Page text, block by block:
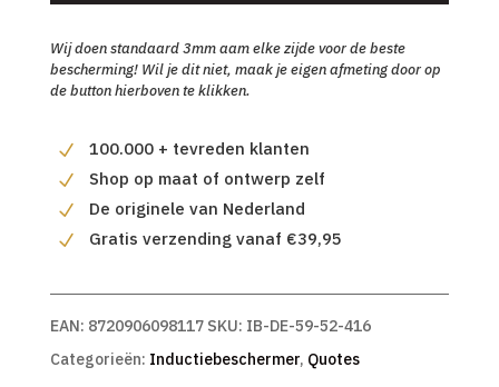
Wij doen standaard 3mm aam elke zijde voor de beste
bescherming! Wil je dit niet, maak je eigen afmeting door op
de button hierboven te klikken.
100.000 + tevreden klanten
Shop op maat of ontwerp zelf
De originele van Nederland
Gratis verzending vanaf €39,95
EAN: 8720906098117 SKU: IB-DE-59-52-416
Categorieën: Inductiebeschermer, Quotes